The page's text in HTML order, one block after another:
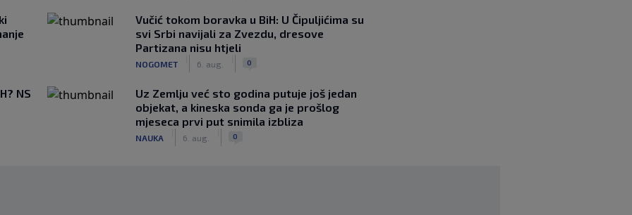
Vučić tokom boravka u BiH: U Čipuljićima su
svi Srbi navijali za Zvezdu, dresove
Partizana nisu htjeli
NOGOMET 6. aug. 0
NS
Uz Zemlju već sto godina putuje još jedan
objekat, a kineska sonda ga je prošlog
mjeseca prvi put snimila izbliza
NAUKA 6. aug. 0